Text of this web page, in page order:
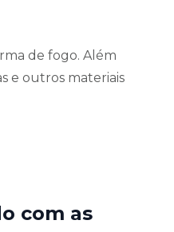
de fogo. Além
e outros materiais
com as